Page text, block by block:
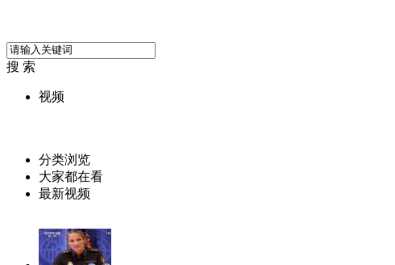
搜 索
视频
分类浏览
大家都在看
最新视频